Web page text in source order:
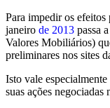
Para impedir os efeitos
janeiro de 2013 passa
Valores Mobiliários)
preliminares nos sites
Isto vale
suas ações negociadas